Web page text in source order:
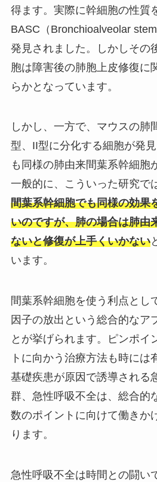
得ます。実際に幹細胞の性質
BASC （Bronchioalveolar
発見されました。しかしその
胞は障害後の肺胞上皮修復に
らかとなっています。
しかし、一方で、マウスの肺
型、II型に分化する細胞が発
も同様の肺由来間葉系幹細胞
一般的に、こういった研究で
間葉系幹細胞でも同様の効果
いのですが、肺の場合は肺由
ないと修復が上手くいかない
います。
間葉系幹細胞を使う利点とし
因子の放出という総合的なア
とが挙げられます。ピンポイ
トに向かう治療方法も時には
基礎疾患が原因で誘導される
群、急性呼吸不全は、総合的
数のポイントに向けて働きか
ります。
急性呼吸不全は時間との闘い